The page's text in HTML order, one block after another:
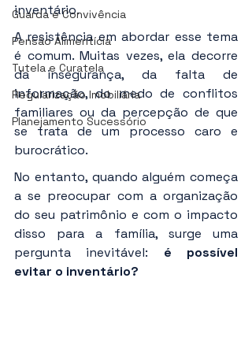
Guarda e Convivência
Pensão Alimentícia
Tutela e Curatela
Regularização Imobiliária
Planejamento Sucessório
inventário.
A resistência em abordar esse tema
é comum. Muitas vezes, ela decorre
da insegurança, da falta de
informação, do medo de conflitos
familiares ou da percepção de que
se trata de um processo caro e
burocrático.
No entanto, quando alguém começa
a se preocupar com a organização
do seu patrimônio e com o impacto
disso para a família, surge uma
pergunta inevitável: é possível
evitar o inventário?